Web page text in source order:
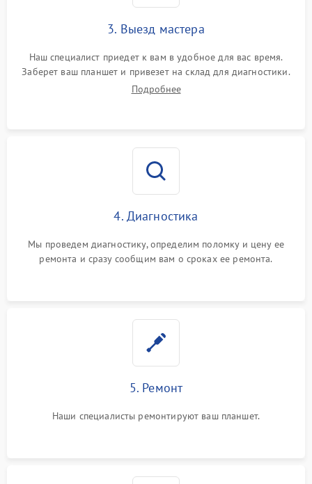
3. Выезд мастера
Наш специалист приедет к вам в удобное для вас время.
Заберет ваш планшет и привезет на склад для диагностики.
Подробнее
4. Диагностика
Мы проведем диагностику, определим поломку и цену ее
ремонта и сразу сообщим вам о сроках ее ремонта.
5. Ремонт
Наши специалисты ремонтируют ваш планшет.